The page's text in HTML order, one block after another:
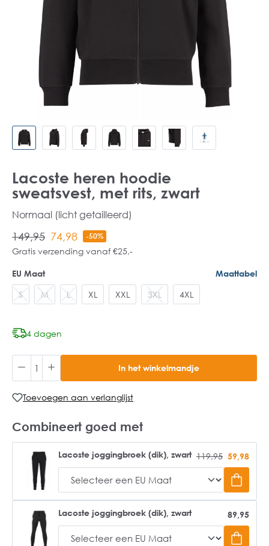
Lacoste heren hoodie
sweatsvest, met rits, zwart
Normaal (licht getailleerd)
149,95 74,98 -50%
Gratis verzending vanaf €25,-
EU Maat Maattabel
S M L XL XXL 3XL 4XL
4 dagen
In het winkelmandje
Toevoegen aan verlanglijst
Combineert goed met
Lacoste joggingbroek (dik), zwart 119,95 59,98
Lacoste joggingbroek (dik), zwart 89,95